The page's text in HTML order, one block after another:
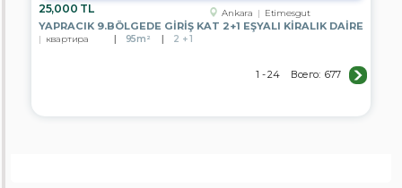
25,000 TL Ankara Etimesgut
YAPRACIK 9.BÖLGEDE GİRİŞ KAT 2+1 EŞYALI KİRALIK DAİRE
квартира 95m² 2 + 1
1 - 24 Всего: 677